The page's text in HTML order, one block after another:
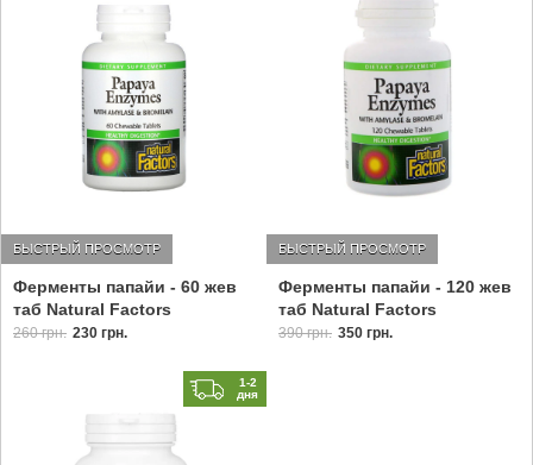
Ферменты папайи - 60 жев
таб Natural Factors
БЫСТРЫЙ ПРОСМОТР
260 грн. 230 грн.
Ферменты папайи - 120 жев
таб Natural Factors
БЫСТРЫЙ ПРОСМОТР
390 грн. 350 грн.
1-2
дня